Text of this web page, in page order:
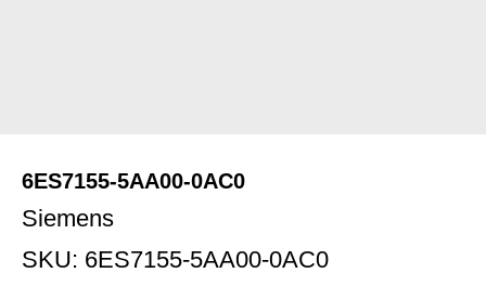
6ES7155-5AA00-0AC0
Siemens
SKU: 6ES7155-5AA00-0AC0